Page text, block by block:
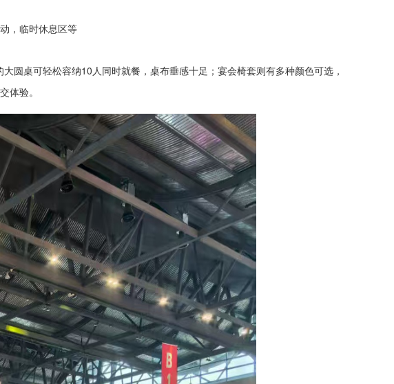
，临时休息区等
大圆桌可轻松容纳10人同时就餐， 桌布垂感十足；宴会椅套则有多种颜色可选，
体验。